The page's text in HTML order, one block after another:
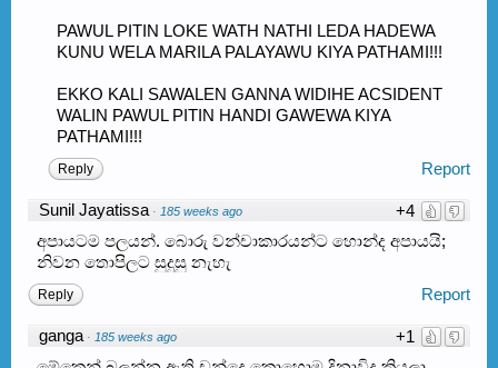
PAWUL PITIN LOKE WATH NATHI LEDA HADEWA
KUNU WELA MARILA PALAYAWU KIYA PATHAMI!!!
EKKO KALI SAWALEN GANNA WIDIHE ACSIDENT
WALIN PAWUL PITIN HANDI GAWEWA KIYA
PATHAMI!!!
Report
Reply
+4
Sunil Jayatissa · 185 weeks ago
අපායටම පලයන්. බොරු වන්චාකාරයන්ට හොන්ද අපායයි;
නිවන තොපිලට සුදුසු නැහැ
Report
Reply
+1
ganga · 185 weeks ago